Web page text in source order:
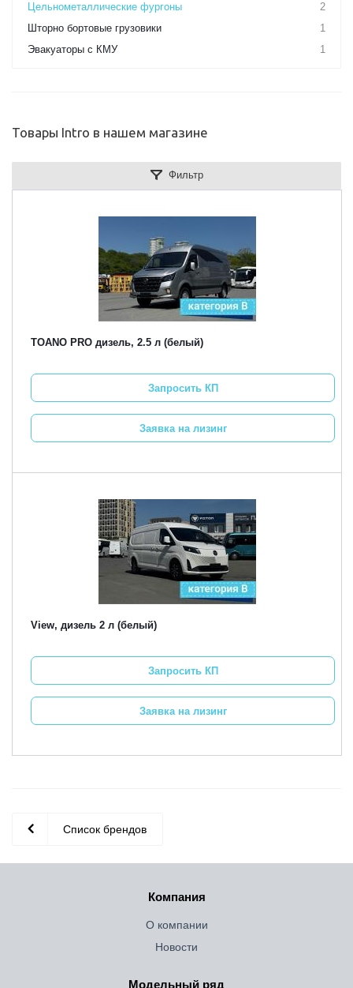
Цельнометаллические фургоны
2
Шторно бортовые грузовики
1
Эвакуаторы с КМУ
1
Товары Intro в нашем магазине
Фильтр
TOANO PRO дизель, 2.5 л (белый)
Запросить КП
Заявка на лизинг
View, дизель 2 л (белый)
Запросить КП
Заявка на лизинг
Список брендов
Компания
О компании
Новости
Модельный ряд